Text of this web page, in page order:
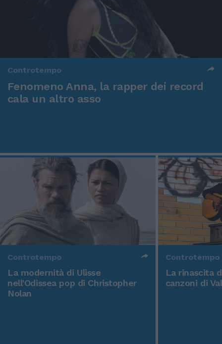
Controtempo
Fenomeno Anna, la rapper dei record
cala un altro asso
Controtempo
La modernità di Ulisse
nell'Odissea pop di Christopher
Nolan
Controtempo
La rinascita
canzoni di